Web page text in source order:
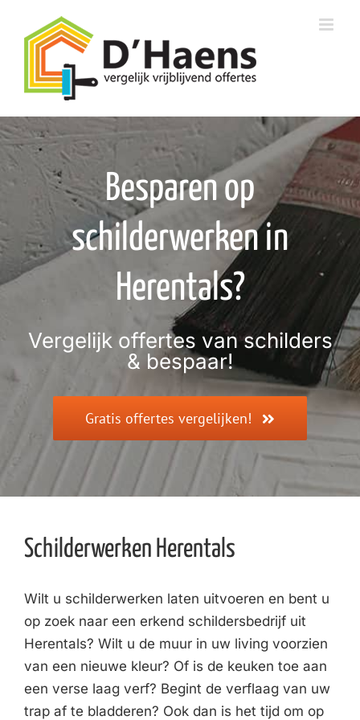
content
Besparen op
schilderwerken in
Herentals?
Vergelijk offertes van schilders
& bespaar!
Gratis offertes vergelijken!
Schilderwerken Herentals
Wilt u schilderwerken laten uitvoeren en bent u
op zoek naar een erkend schildersbedrijf uit
Herentals? Wilt u de muur in uw living voorzien
van een nieuwe kleur? Of is de keuken toe aan
een verse laag verf? Begint de verflaag van uw
trap af te bladderen? Ook dan is het tijd om op